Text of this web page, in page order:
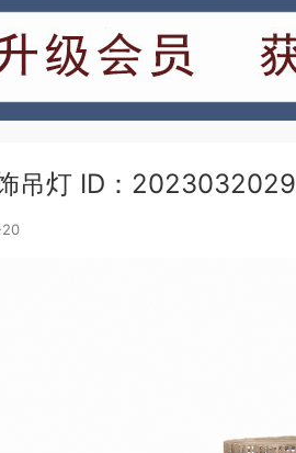
吊灯 ID：2023032029